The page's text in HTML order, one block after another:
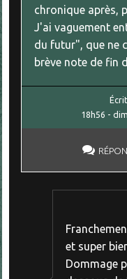
chronique après,
J'ai vaguement
du futur", que ne
brève note de fin
18h56 -
et super
Dommage